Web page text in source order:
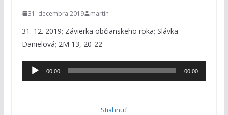
31. decembra 2019 martin
31. 12. 2019; Závierka občianskeho roka; Slávka
Danielová; 2M 13, 20-22
Audio
prehrávač
00:00 00:00
Stiahnuť